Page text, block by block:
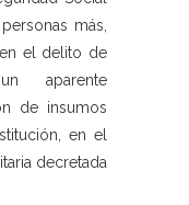
más,
el delito de
aparente
de insumos
en el
decretada